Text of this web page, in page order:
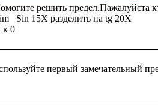
решить предел.Пажалуйста
Sin 15X разделить на tg 20X
первый замечательный